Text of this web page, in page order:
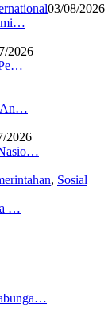
03/08/2026
2026
An…
2026
, Sosial
…